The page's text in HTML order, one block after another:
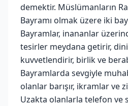
demektir. Müslümanların
Bayramı olmak üzere iki
Bayramlar, inananlar
tesirler meydana getirir,
kuvvetlendirir, birlik ve
Bayramlarda sevgiyle
olanlar barışır, ikramlar ve
Uzakta olanlarla telefon ve